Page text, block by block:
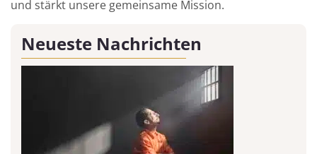
und stärkt unsere gemeinsame Mission.
Neueste Nachrichten